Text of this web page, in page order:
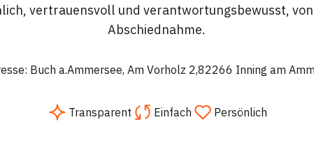
vertrauensvoll und verantwortungsbewusst,
Abschiednahme.
Buch a.Ammersee, Am Vorholz 2,82266 Inning am
Transparent Einfach Persönlich